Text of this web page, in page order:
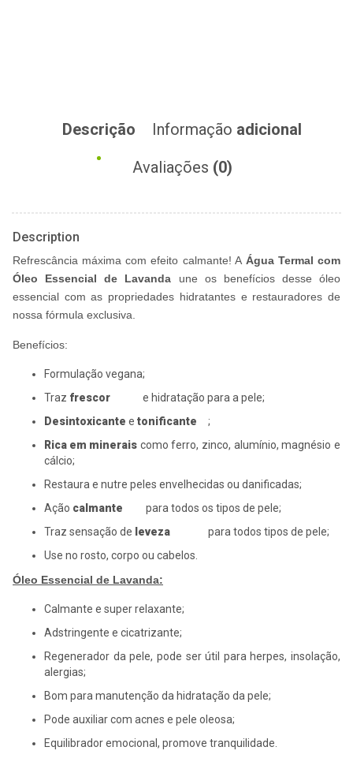
Descrição Informação adicional
Avaliações (0)
Description
Refrescância máxima com efeito calmante! A Água Termal com
Óleo Essencial de Lavanda une os benefícios desse óleo
essencial com as propriedades hidratantes e restauradores de
nossa fórmula exclusiva.
Benefícios:
Formulação vegana;
Traz frescor
e hidratação para a pele;
Desintoxicante e tonificante
;
Rica em minerais como ferro, zinco, alumínio, magnésio e
cálcio;
Restaura e nutre peles envelhecidas ou danificadas;
Ação calmante
para todos os tipos de pele;
Traz sensação de leveza
para todos tipos de pele;
Use no rosto, corpo ou cabelos.
Óleo Essencial de Lavanda:
Calmante e super relaxante;
Adstringente e cicatrizante;
Regenerador da pele, pode ser útil para herpes, insolação,
alergias;
Bom para manutenção da hidratação da pele;
Pode auxiliar com acnes e pele oleosa;
Equilibrador emocional, promove tranquilidade.